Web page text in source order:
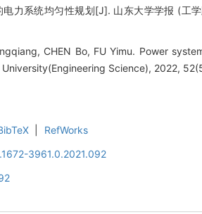
力系统均匀性规划[J]. 山东大学学报 (工
CHEN Bo, FU Yimu. Power
Science), 2022,
RefWorks
3961.0.2021.092